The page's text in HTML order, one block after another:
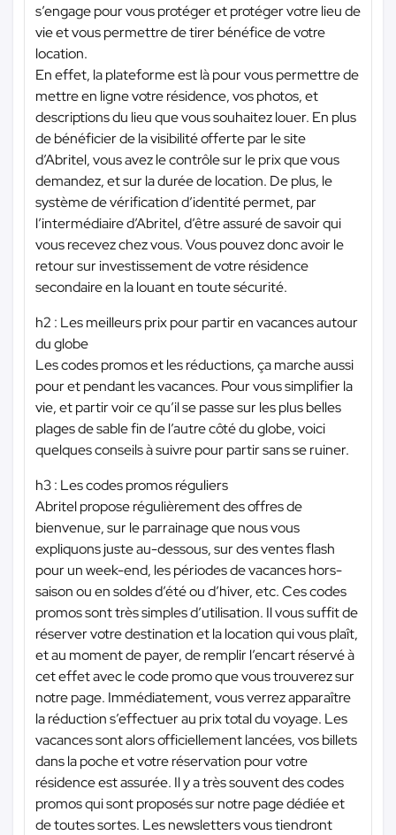
s’engage pour vous protéger et protéger votre lieu de
vie et vous permettre de tirer bénéfice de votre
location.
En effet, la plateforme est là pour vous permettre de
mettre en ligne votre résidence, vos photos, et
descriptions du lieu que vous souhaitez louer. En plus
de bénéficier de la visibilité offerte par le site
d’Abritel, vous avez le contrôle sur le prix que vous
demandez, et sur la durée de location. De plus, le
système de vérification d’identité permet, par
l’intermédiaire d’Abritel, d’être assuré de savoir qui
vous recevez chez vous. Vous pouvez donc avoir le
retour sur investissement de votre résidence
secondaire en la louant en toute sécurité.
h2 : Les meilleurs prix pour partir en vacances autour
du globe
Les codes promos et les réductions, ça marche aussi
pour et pendant les vacances. Pour vous simplifier la
vie, et partir voir ce qu’il se passe sur les plus belles
plages de sable fin de l’autre côté du globe, voici
quelques conseils à suivre pour partir sans se ruiner.
h3 : Les codes promos réguliers
Abritel propose régulièrement des offres de
bienvenue, sur le parrainage que nous vous
expliquons juste au-dessous, sur des ventes flash
pour un week-end, les périodes de vacances hors-
saison ou en soldes d’été ou d’hiver, etc. Ces codes
promos sont très simples d’utilisation. Il vous suffit de
réserver votre destination et la location qui vous plaît,
et au moment de payer, de remplir l’encart réservé à
cet effet avec le code promo que vous trouverez sur
notre page. Immédiatement, vous verrez apparaître
la réduction s’effectuer au prix total du voyage. Les
vacances sont alors officiellement lancées, vos billets
dans la poche et votre réservation pour votre
résidence est assurée. Il y a très souvent des codes
promos qui sont proposés sur notre page dédiée et
de toutes sortes. Les newsletters vous tiendront